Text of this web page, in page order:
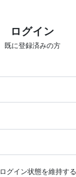
ログイン
既に登録済みの方
ログイン状態を維持する